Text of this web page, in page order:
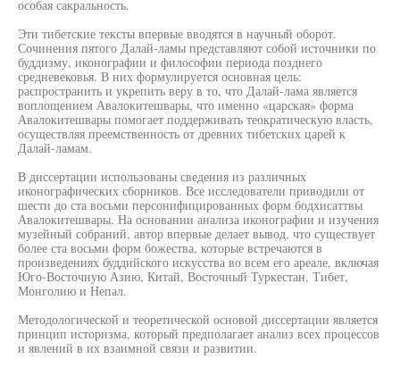
особая сакральность.
Эти тибетские тексты впервые вводятся в научный оборот.
Сочинения пятого Далай-ламы представляют собой источники по
буддизму, иконографии и философии периода позднего
средневековья. В них формулируется основная цель:
распространить и укрепить веру в то, что Далай-лама является
воплощением Авалокитешвары, что именно «царская» форма
Авалокитешвары помогает поддерживать теократическую власть,
осуществляя преемственность от древних тибетских царей к
Далай-ламам.
В диссертации использованы сведения из различных
иконографических сборников. Все исследователи приводили от
шести до ста восьми персонифицированных форм бодхисаттвы
Авалокитешвары. На основании анализа иконографии и изучения
музейный собраний, автор впервые делает вывод, что существует
более ста восьми форм божества, которые встречаются в
произведениях буддийского искусства во всем его ареале, включая
Юго-Восточную Азию, Китай, Восточный Туркестан, Тибет,
Монголию и Непал.
Методологической и теоретической основой диссертации является
принцип историзма, который предполагает анализ всех процессов
и явлений в их взаимной связи и развитии.